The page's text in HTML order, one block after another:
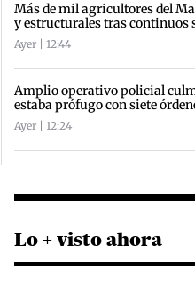
Más de mil agricultores del
y estructurales tras continuos
Ayer | 12:44
Amplio operativo policial
estaba prófugo con siete
Ayer | 12:24
Lo + visto ahora